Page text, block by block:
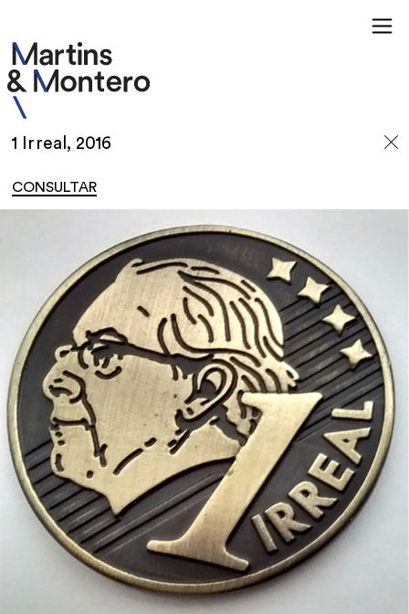
1 Irreal, 2016
CONSULTAR